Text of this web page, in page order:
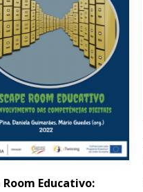
Room Educativo: